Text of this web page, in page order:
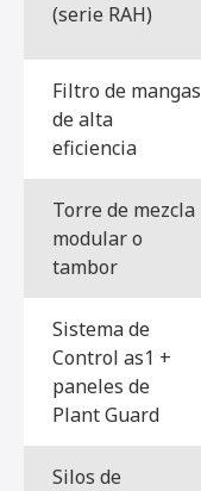
(serie RAH)
Filtro de mangas
de alta
eficiencia
Torre de mezcla
modular o
tambor
Sistema de
Control as1 +
paneles de
Plant Guard
Silos de